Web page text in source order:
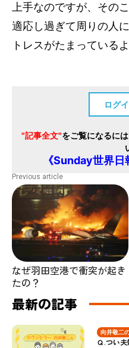
上手なのですが、その
適応し過ぎて周りの人
トレスがたまっている
ログ
"記事全文"をご覧になるに
《Sunday世界日
Previous article
なぜ羽田空港で衝突が起き
たの？
最新の記事
向井敬二
Ｑ.つい